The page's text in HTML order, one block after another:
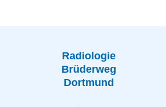
Radiologie
Brüderweg
Dortmund